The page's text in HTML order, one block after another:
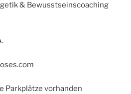
& Bewusstseinscoaching
Parkplätze vorhanden